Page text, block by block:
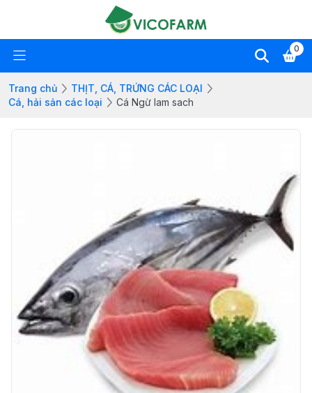
0
Trang chủ
THỊT, CÁ, TRỨNG CÁC LOẠI
Cá, hải sản các loại
Cá Ngừ lam sach